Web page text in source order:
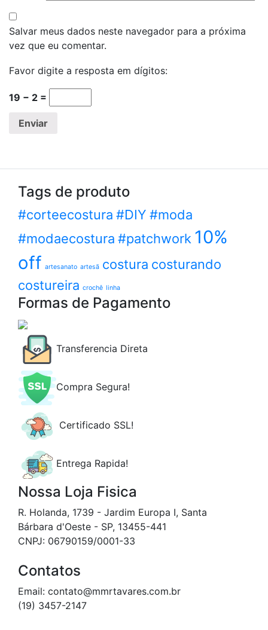
Salvar meus dados neste navegador para a próxima
vez que eu comentar.
Favor digite a resposta em dígitos:
19 − 2 =
Tags de produto
#corteecostura #DIY #moda
#modaecostura #patchwork 10%
off artesanato artesã costura costurando
costureira crochê linha
Formas de Pagamento
Transferencia Direta
Compra Segura!
Certificado SSL!
Entrega Rapida!
Nossa Loja Fisica
R. Holanda, 1739 - Jardim Europa I, Santa
Bárbara d'Oeste - SP, 13455-441
CNPJ: 06790159/0001-33
Contatos
Email: contato@mmrtavares.com.br
(19) 3457-2147